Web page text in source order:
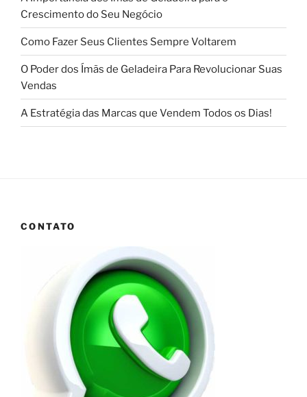
Crescimento do Seu Negócio
Como Fazer Seus Clientes Sempre Voltarem
O Poder dos Ímãs de Geladeira Para Revolucionar Suas
Vendas
A Estratégia das Marcas que Vendem Todos os Dias!
CONTATO